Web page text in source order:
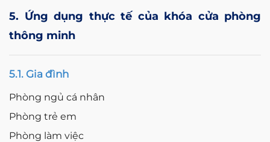
5. Ứng dụng thực tế của khóa cửa phòng
thông minh
5.1. Gia đình
Phòng ngủ cá nhân
Phòng trẻ em
Phòng làm việc